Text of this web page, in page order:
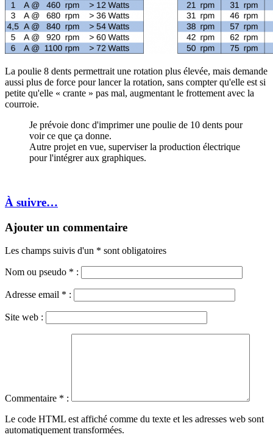
La poulie 8 dents permettrait une rotation plus élevée, mais demande
aussi plus de force pour lancer la rotation, sans compter qu'elle est si
petite qu'elle « crante » pas mal, augmentant le frottement avec la
courroie.
Je prévoie donc d'imprimer une poulie de 10 dents pour
voir ce que ça donne.
Autre projet en vue, superviser la production électrique
pour l'intégrer aux graphiques.
À suivre…
Ajouter un commentaire
Les champs suivis d'un * sont obligatoires
Nom ou pseudo * :
Adresse email * :
Site web :
Commentaire * :
Le code HTML est affiché comme du texte et les adresses web sont
automatiquement transformées.